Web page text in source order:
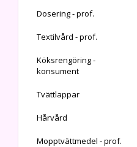
Dosering - prof.
Textilvård - prof.
Köksrengöring -
konsument
Tvättlappar
Hårvård
Mopptvättmedel - prof.